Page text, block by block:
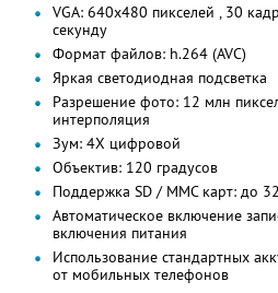
VGA: 640x480 пикселей , 30
секунду
Формат файлов: h.264 (AVC)
Яркая светодиодная подсветка
Разрешение фото: 12 млн
интерполяция
Зум: 4Х цифровой
Объектив: 120 градусов
Поддержка SD / MMC карт: до
Автоматическое включение
включения питания
Использование стандартных
от мобильных телефонов